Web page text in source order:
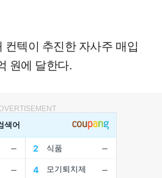
컨텍이 추진한 자사주 매입
원에 달한다.